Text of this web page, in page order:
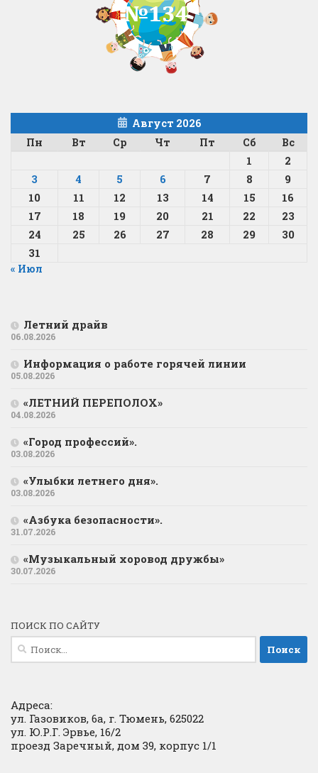
Август 2026
Пн
Вт Ср Чт Пт Сб Вс
1
2
3
4 5 6 7 8
9
10
11 12 13 14 15
16
17
18 19 20 21 22
23
24
25 26 27 28 29
30
31
« Июл
Летний драйв
06.08.2026
Информация о работе горячей линии
05.08.2026
«ЛЕТНИЙ ПЕРЕПОЛОХ»
04.08.2026
«Город профессий».
03.08.2026
«Улыбки летнего дня».
03.08.2026
«Азбука безопасности».
31.07.2026
«Музыкальный хоровод дружбы»
30.07.2026
ПОИСК ПО САЙТУ
Найти:
Адреса:
ул. Газовиков, 6а, г. Тюмень, 625022
ул. Ю.Р.Г. Эрвье, 16/2
проезд Заречный, дом 39, корпус 1/1